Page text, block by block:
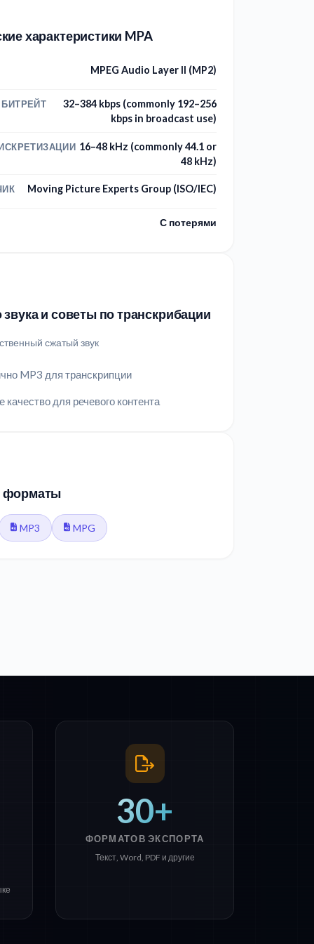
характеристики MPA
MPEG Audio Layer II (MP2)
32–384 kbps (commonly 192–256
kbps in broadcast use)
16–48 kHz (commonly 44.1 or
48 kHz)
Moving Picture Experts Group (ISO/IEC)
С потерями
звука и советы по транскрибации
сжатый звук
MP3 для транскрипции
для речевого контента
форматы
MP3 MPG
30+
ФОРМАТОВ ЭКСПОРТА
Текст, Word, PDF и другие